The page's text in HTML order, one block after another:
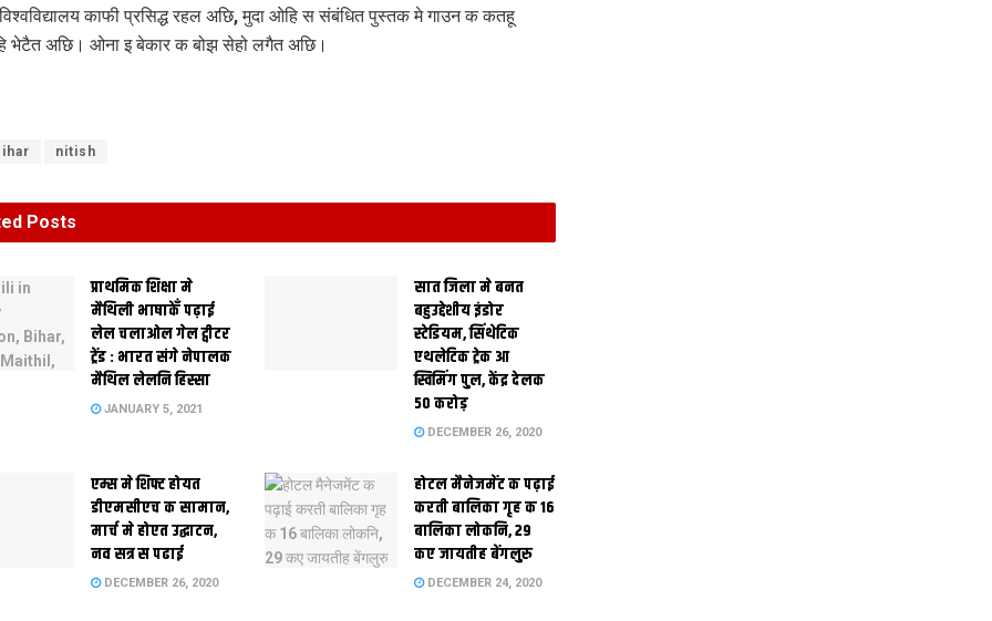
काफी प्रसिद्ध रहल अछि, मुदा ओहि स संबंधित पुस्तक मे गाउन क कतहू
भेटैत अछि। ओना इ बेकार क बोझ सेहो लगैत अछि।
nitish
Posts
प्राथमिक शि‍क्षा मे
मैथि‍ली भाषाकेँ पढ़ाई
लेल चलाओल गेल ट्वीटर
ट्रेंड : भारत संगे नेपालक
मैथिल लेलनि हिस्सा
JANUARY 5, 2021
सात जिला मे बनत
बहुउद्देशीय इंडोर
स्‍टेडि‍यम, सिंथेटिक
एथलेटिक ट्रेक आ
स्विमिंग पुल, केंद्र देलक
50 करोड़
DECEMBER 26, 2020
एम्स मे शिफ्ट होयत
डीएमसीएच क सामान,
मार्च मे होएत उद्घाटन,
नव सत्र स पढाई
DECEMBER 26, 2020
होटल मैनेजमेंट क पढ़ाई
करती बालिका गृह क 16
बालिका लोकनि, 29
कए जायतीह बेंगलुरु
DECEMBER 24, 2020